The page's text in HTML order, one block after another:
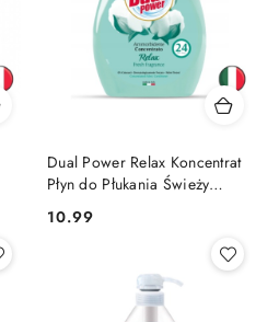
Dual Power Relax Koncentrat
Płyn do Płukania Świeży
Zapach 24 prania (Włochy)
Cena:
10.99